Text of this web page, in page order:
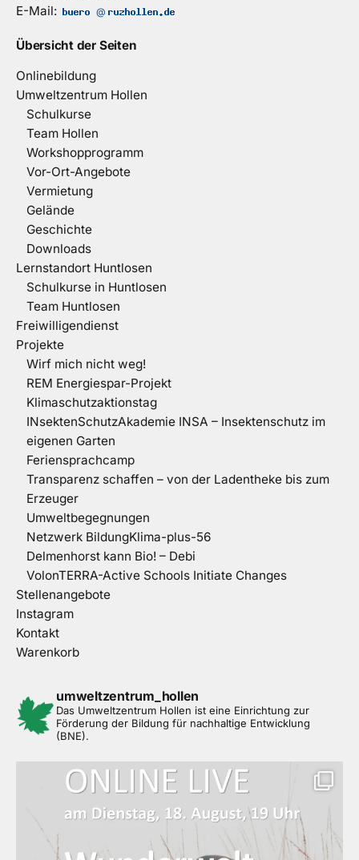
E-Mail:
@
Übersicht der Seiten
Onlinebildung
Umweltzentrum Hollen
Schulkurse
Team Hollen
Workshopprogramm
Vor-Ort-Angebote
Vermietung
Gelände
Geschichte
Downloads
Lernstandort Huntlosen
Schulkurse in Huntlosen
Team Huntlosen
Freiwilligendienst
Projekte
Wirf mich nicht weg!
REM Energiespar-Projekt
Klimaschutzaktionstag
INsektenSchutzAkademie INSA – Insektenschutz im
eigenen Garten
Feriensprachcamp
Transparenz schaffen – von der Ladentheke bis zum
Erzeuger
Umweltbegegnungen
Netzwerk BildungKlima-plus-56
Delmenhorst kann Bio! – Debi
VolonTERRA-Active Schools Initiate Changes
Stellenangebote
Instagram
Kontakt
Warenkorb
umweltzentrum_hollen
Das Umweltzentrum Hollen ist eine Einrichtung zur
Förderung der Bildung für nachhaltige Entwicklung
(BNE).